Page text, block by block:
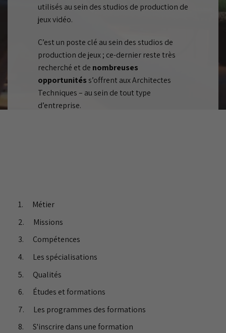
utilisés au sein des studios de production de
jeux vidéo.
C’est un poste clé au sein des studios de
production de jeux ; ce-dernier reste très
recherché et de nombreuses
opportunitéss’offrent aux Architectes
Techniques – au sein de tout type
d’entreprise.
Métier
Missions
Compétences
Les spécialisations
Qualités
Études et formations
Les programmes des formations
S'inscrire dans une formation